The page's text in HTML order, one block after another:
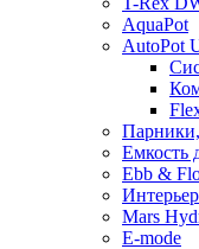
AquaPot
AutoPot
Емкость
Ebb &
Mars
E-mode